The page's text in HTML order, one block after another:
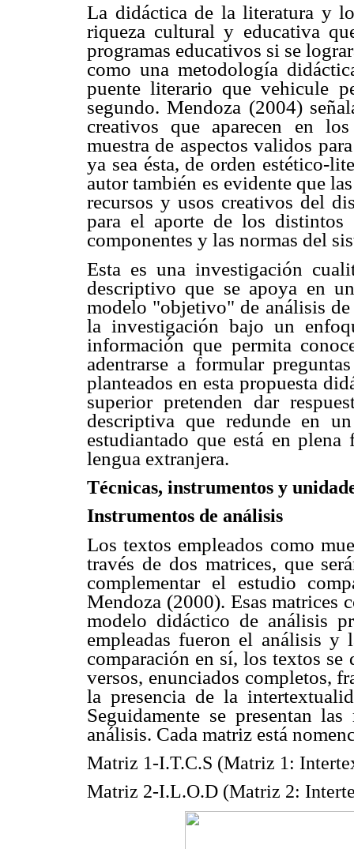
La didáctica de la literatura y
riqueza cultural y educativa
programas educativos si se
como una metodología
puente literario que vehicule
segundo. Mendoza (2004)
creativos que aparecen en
muestra de aspectos validos
ya sea ésta, de orden estético-
autor también es evidente que
recursos y usos creativos del
para el aporte de los distintos
componentes y las normas del
Esta es una investigación
descriptivo que se apoya en
modelo "objetivo" de análisis
la investigación bajo un
información que permita
adentrarse a formular
planteados en esta propuesta
superior pretenden dar
descriptiva que redunde en
estudiantado que está en
lengua extranjera.
Técnicas, instrumentos y
Instrumentos de análisis
Los textos empleados como
través de dos matrices, que
complementar el estudio
Mendoza (2000). Esas matrices
modelo didáctico de análisis
empleadas fueron el análisis y
comparación en sí, los textos se
versos, enunciados completos,
la presencia de la
Seguidamente se presentan
análisis. Cada matriz está
Matriz 1-I.T.C.S (Matriz 1:
Matriz 2-I.L.O.D (Matriz 2: